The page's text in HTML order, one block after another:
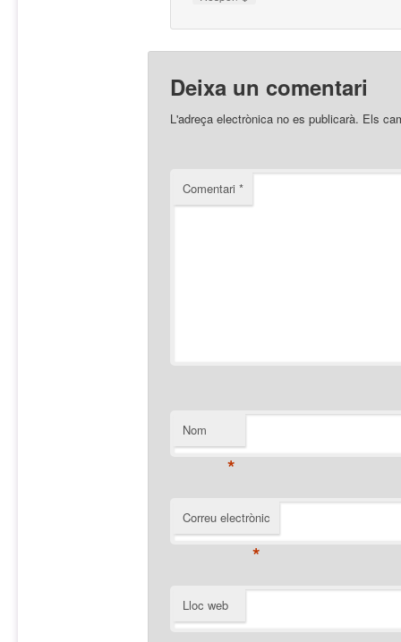
Deixa un comentari
L'adreça electrònica no es publicarà. Els
Comentari *
Nom
*
Correu electrònic
*
Lloc web